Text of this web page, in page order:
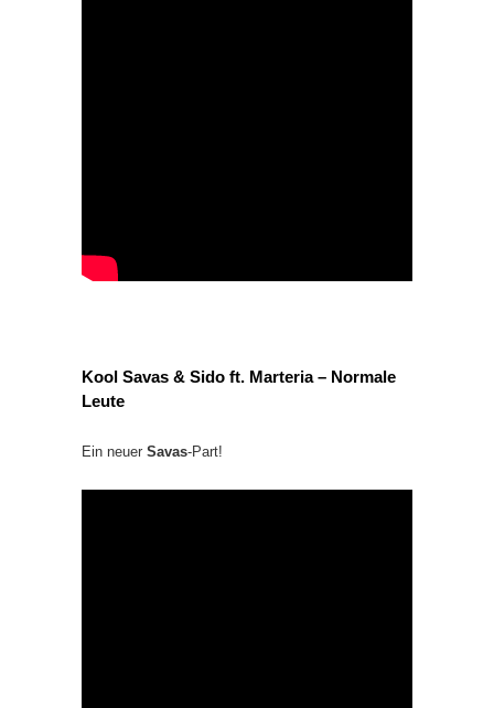
Kool Savas & Sido ft. Marteria – Normale
Leute
Ein neuer Savas-Part!